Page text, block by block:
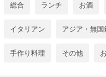
総合 ランチ お酒
イタリアン アジア・無国
手作り料理 その他